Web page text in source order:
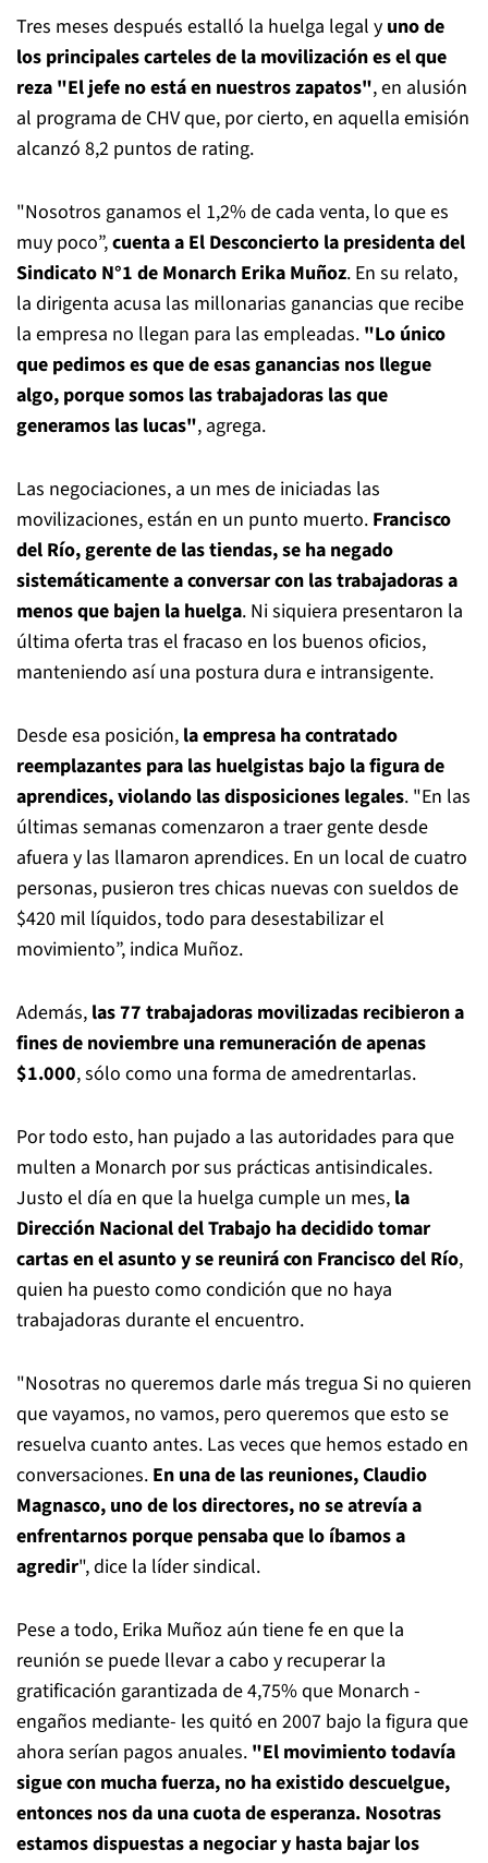
Tres meses después estalló la huelga legal y uno de
los principales carteles de la movilización es el que
reza "El jefe no está en nuestros zapatos", en alusión
al programa de CHV que, por cierto, en aquella emisión
alcanzó 8,2 puntos de rating.
"Nosotros ganamos el 1,2% de cada venta, lo que es
muy poco”,cuenta a El Desconcierto la presidenta del
Sindicato N°1 de Monarch Erika Muñoz. En su relato,
la dirigenta acusa las millonarias ganancias que recibe
la empresa no llegan para las empleadas. "Lo único
que pedimos es que de esas ganancias nos llegue
algo, porque somos las trabajadoras las que
generamos las lucas", agrega.
Las negociaciones, a un mes de iniciadas las
movilizaciones, están en un punto muerto. Francisco
del Río, gerente de las tiendas, se ha negado
sistemáticamente a conversar con las trabajadoras a
menos que bajen la huelga. Ni siquiera presentaron la
última oferta tras el fracaso en los buenos oficios,
manteniendo así una postura dura e intransigente.
Desde esa posición, la empresa ha contratado
reemplazantes para las huelgistas bajo la figura de
aprendices, violando las disposiciones legales. "En las
últimas semanas comenzaron a traer gente desde
afuera y las llamaron aprendices. En un local de cuatro
personas, pusieron tres chicas nuevas con sueldos de
$420 mil líquidos, todo para desestabilizar el
movimiento”, indica Muñoz.
Además, las 77 trabajadoras movilizadas recibieron a
fines de noviembre una remuneración de apenas
$1.000, sólo como una forma de amedrentarlas.
Por todo esto, han pujado a las autoridades para que
multen a Monarch por sus prácticas antisindicales.
Justo el día en que la huelga cumple un mes, la
Dirección Nacional del Trabajo ha decidido tomar
cartas en el asunto y se reunirá con Francisco del Río,
quien ha puesto como condición que no haya
trabajadoras durante el encuentro.
"Nosotras no queremos darle más tregua Si no quieren
que vayamos, no vamos, pero queremos que esto se
resuelva cuanto antes. Las veces que hemos estado en
conversaciones. En una de las reuniones, Claudio
Magnasco, uno de los directores, no se atrevía a
enfrentarnos porque pensaba que lo íbamos a
agredir", dice la líder sindical.
Pese a todo, Erika Muñoz aún tiene fe en que la
reunión se puede llevar a cabo y recuperar la
gratificación garantizada de 4,75% que Monarch -
engaños mediante- les quitó en 2007 bajo la figura que
ahora serían pagos anuales. "El movimiento todavía
sigue con mucha fuerza, no ha existido descuelgue,
entonces nos da una cuota de esperanza. Nosotras
estamos dispuestas a negociar y hasta bajar los